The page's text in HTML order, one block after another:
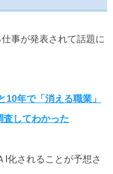
事が発表されて話題に
年で「消える職業」
査してわかった
I化されることが予想さ